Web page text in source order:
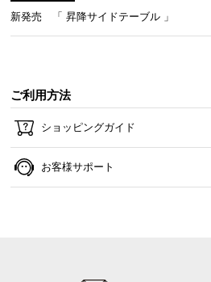
新発売 「 昇降サイドテーブル 」
ご利用方法
ショッピングガイド
お客様サポート